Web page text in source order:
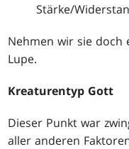
Stärke/
Nehmen wir sie doch
Lupe.
Kreaturentyp Gott
Dieser Punkt war
aller anderen